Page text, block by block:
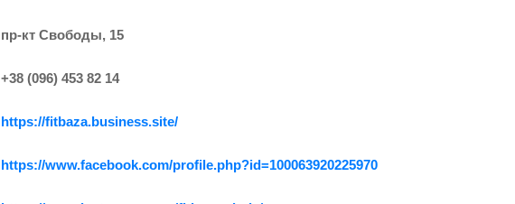
пр-кт Свободы, 15
+38 (096) 453 82 14
https://fitbaza.business.site/
https://www.facebook.com/profile.php?id=100063920225970